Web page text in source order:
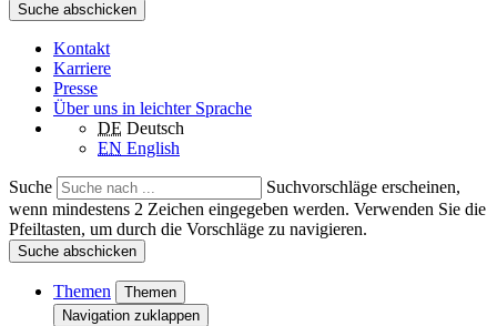
Suche abschicken
Kontakt
Karriere
Presse
Über uns in leichter Sprache
DE Deutsch
EN English
Suche
Suchvorschläge erscheinen,
wenn mindestens 2 Zeichen eingegeben werden. Verwenden Sie die
Pfeiltasten, um durch die Vorschläge zu navigieren.
Suche abschicken
Themen
Themen
Navigation zuklappen